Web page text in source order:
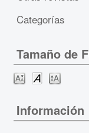
Categorías
Tamaño de
Información